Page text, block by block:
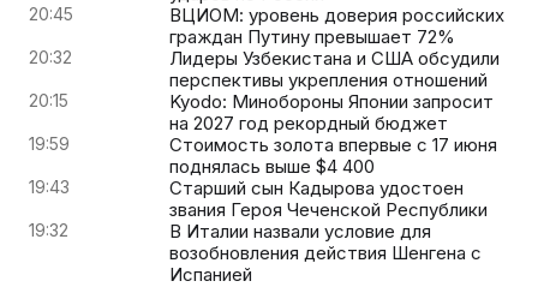
20:45
ВЦИОМ: уровень доверия российских
граждан Путину превышает 72%
20:32
Лидеры Узбекистана и США обсудили
перспективы укрепления отношений
20:15
Kyodo: Минобороны Японии запросит
на 2027 год рекордный бюджет
19:59
Стоимость золота впервые с 17 июня
поднялась выше $4 400
19:43
Старший сын Кадырова удостоен
звания Героя Чеченской Республики
19:32
В Италии назвали условие для
возобновления действия Шенгена с
Испанией